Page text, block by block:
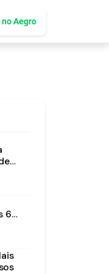
Aegro
6